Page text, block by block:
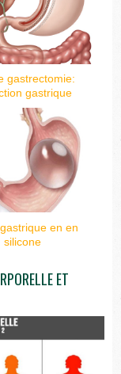
gastrectomie:
gastrique
en en
silicone
ET